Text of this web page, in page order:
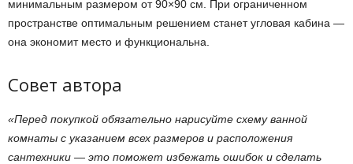
минимальным размером от 90×90 см. При ограниченном
пространстве оптимальным решением станет угловая кабина —
она экономит место и функциональна.
Совет автора
«Перед покупкой обязательно нарисуйте схему ванной
комнаты с указанием всех размеров и расположения
сантехники — это поможет избежать ошибок и сделать